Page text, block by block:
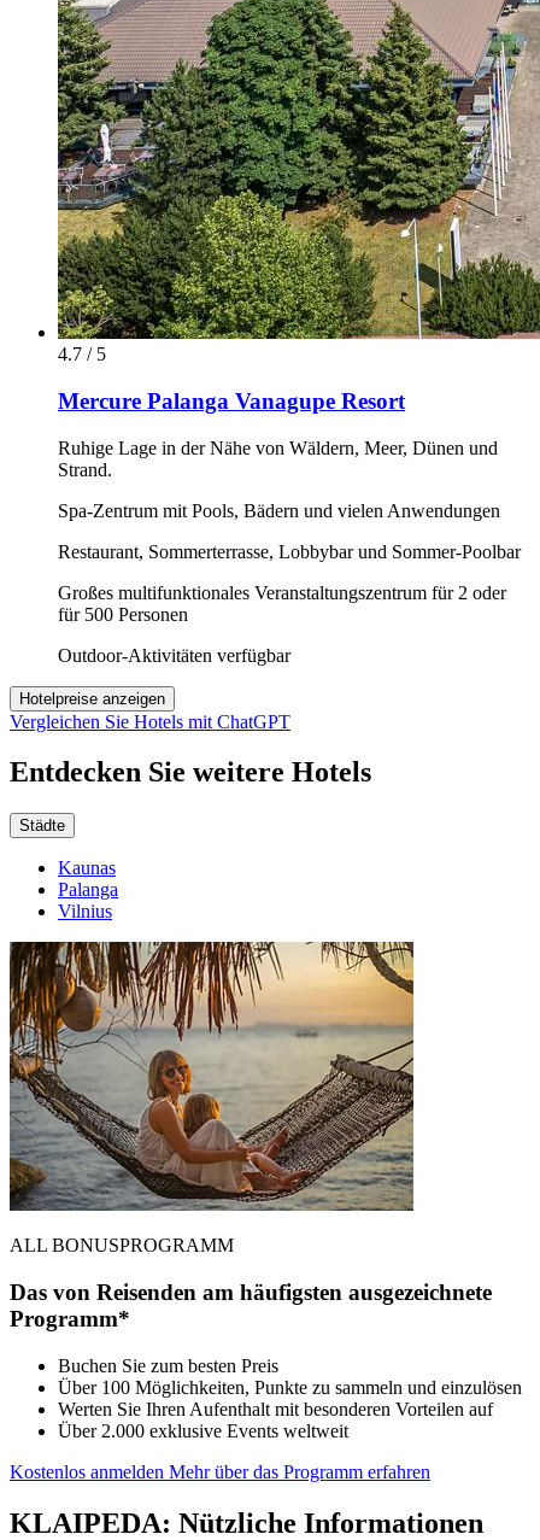
4.7 / 5
Mercure Palanga Vanagupe Resort
Ruhige Lage in der Nähe von Wäldern, Meer, Dünen und
Strand.
Spa-Zentrum mit Pools, Bädern und vielen Anwendungen
Restaurant, Sommerterrasse, Lobbybar und Sommer-Poolbar
Großes multifunktionales Veranstaltungszentrum für 2 oder
für 500 Personen
Outdoor-Aktivitäten verfügbar
Hotelpreise anzeigen
Vergleichen Sie Hotels mit ChatGPT
Entdecken Sie weitere Hotels
Städte
Kaunas
Palanga
Vilnius
ALL BONUSPROGRAMM
Das von Reisenden am häufigsten ausgezeichnete
Programm*
Buchen Sie zum besten Preis
Über 100 Möglichkeiten, Punkte zu sammeln und einzulösen
Werten Sie Ihren Aufenthalt mit besonderen Vorteilen auf
Über 2.000 exklusive Events weltweit
Kostenlos anmelden Mehr über das Programm erfahren
KLAIPEDA: Nützliche Informationen